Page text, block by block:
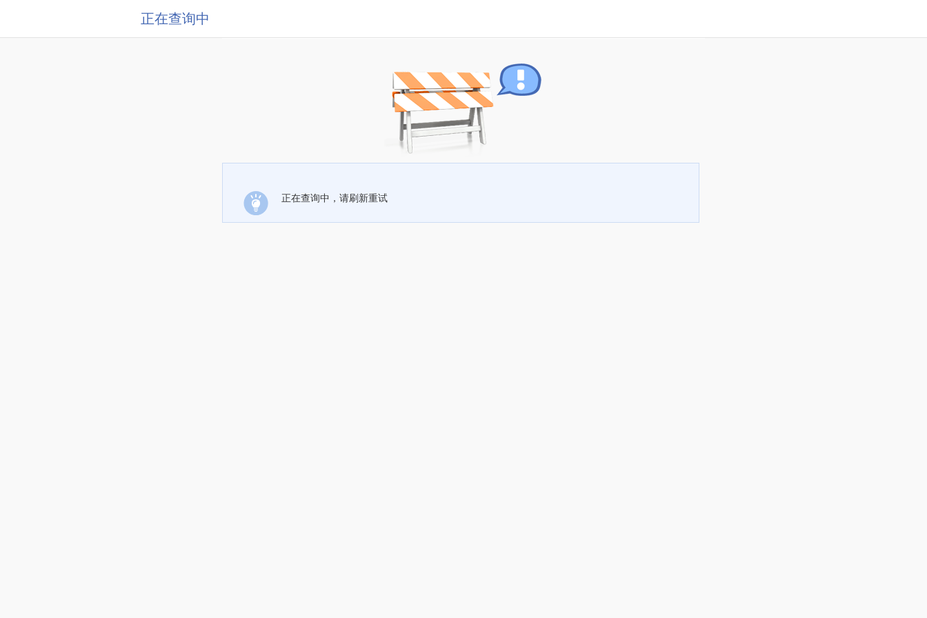
正在查询中
正在查询中，请刷新重试